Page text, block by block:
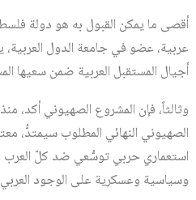
أقصى ما يمكن القبول به هو دولة
عربية، عضو في جامعة الدول
أجيال المستقبل العربية ضمن سعيها
وثالثاً، فإن المشروع الصهيوني أكد،
الصهيوني النهائي المطلوب سيمتدُّ،
استعماري حربي توسُّعي ضد كلّ العرب
وسياسية وعسكرية على الوجود